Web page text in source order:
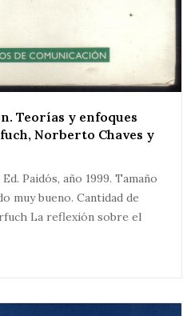
Teorías y enfoques
Norberto Chaves y
Paidós, año 1999. Tamaño
muy bueno. Cantidad de
La reflexión sobre el